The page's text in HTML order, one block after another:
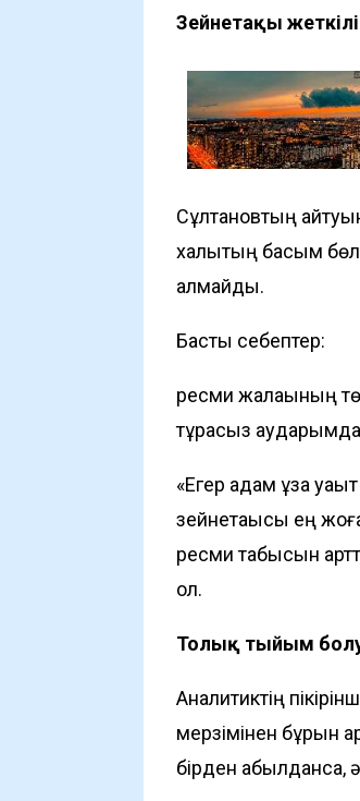
Зейнетақы
Сұлтановтың
халықтың басым
алмайды.
Басты себептер:
ресми жалақының
тұрақсыз
«Егер адам ұзақ
зейнетақысы ең
ресми табысын
ол.
Толық тыйым
Аналитиктің
мерзімінен бұрын
бірден қабылданса,